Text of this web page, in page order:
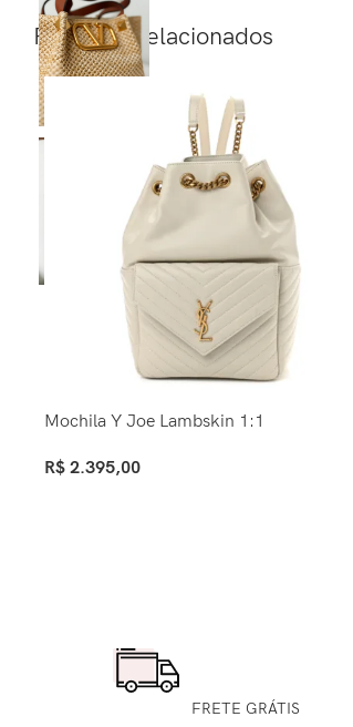
Produtos relacionados
Mochila Y Joe Lambskin 1:1
R$ 2.395,00
FRETE GRÁTIS